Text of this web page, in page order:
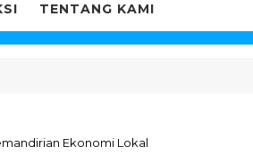
TENTANG KAMI
Ekonomi Lokal